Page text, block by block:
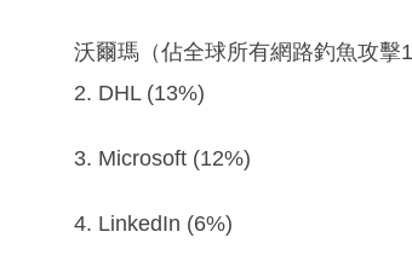
沃爾瑪（佔全球所有網路釣魚攻擊
2. DHL (13%)
3. Microsoft (12%)
4. LinkedIn (6%)